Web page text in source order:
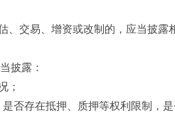
易、增资或改制的，应当披露相
露：
；
在抵押、质押等权利限制，是